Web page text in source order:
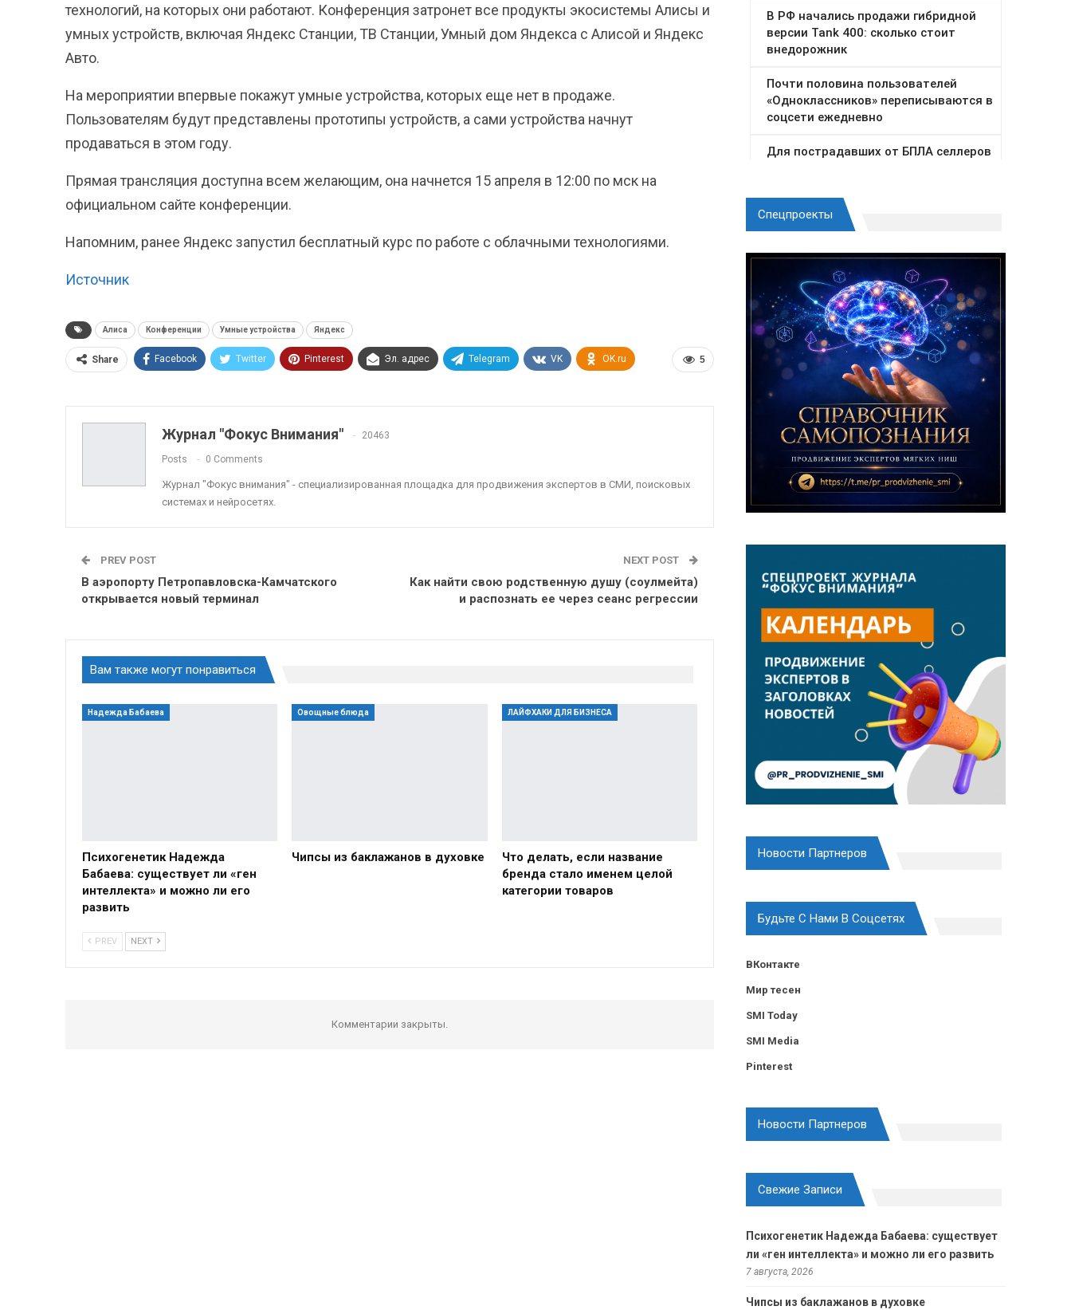
технологий, на которых они работают. Конференция затронет все продукты экосистемы Алисы и
умных устройств, включая Яндекс Станции, ТВ Станции, Умный дом Яндекса с Алисой и Яндекс
Авто.
На мероприятии впервые покажут умные устройства, которых еще нет в продаже.
Пользователям будут представлены прототипы устройств, а сами устройства начнут
продаваться в этом году.
Прямая трансляция доступна всем желающим, она начнется 15 апреля в 12:00 по мск на
официальном сайте конференции.
Напомним, ранее Яндекс запустил бесплатный курс по работе с облачными технологиями.
Источник
Алиса Конференции Умные устройства Яндекс
5
Share Facebook Twitter Pinterest Эл. адрес Telegram VK OK.ru
Журнал "Фокус Внимания" 20463
Posts 0 Comments
Журнал "Фокус внимания" - специализированная площадка для продвижения экспертов в СМИ, поисковых
системах и нейросетях.
PREV POST
В аэропорту Петропавловска-Камчатского
открывается новый терминал
NEXT POST
Как найти свою родственную душу (соулмейта)
и распознать ее через сеанс регрессии
Вам также могут понравиться
Надежда Бабаева
Психогенетик Надежда
Бабаева: существует ли «ген
интеллекта» и можно ли его
развить
Овощные блюда
Чипсы из баклажанов в духовке
ЛАЙФХАКИ ДЛЯ БИЗНЕСА
Что делать, если название
бренда стало именем целой
категории товаров
PREV NEXT
Комментарии закрыты.
Спецпроекты
Новости Партнеров
Будьте С Нами В Соцсетях
ВКонтакте
Мир тесен
SMI Today
SMI Media
Pinterest
Новости Партнеров
Свежие Записи
Психогенетик Надежда Бабаева: существует
ли «ген интеллекта» и можно ли его развить
7 августа, 2026
Чипсы из баклажанов в духовке